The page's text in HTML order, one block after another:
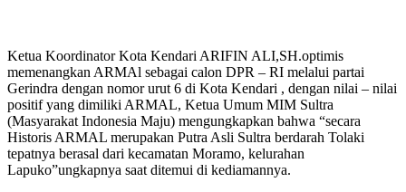
Ketua Koordinator Kota Kendari ARIFIN ALI,SH.optimis
memenangkan ARMAl sebagai calon DPR – RI melalui partai
Gerindra dengan nomor urut 6 di Kota Kendari , dengan nilai – nilai
positif yang dimiliki ARMAL, Ketua Umum MIM Sultra
(Masyarakat Indonesia Maju) mengungkapkan bahwa “secara
Historis ARMAL merupakan Putra Asli Sultra berdarah Tolaki
tepatnya berasal dari kecamatan Moramo, kelurahan
Lapuko”ungkapnya saat ditemui di kediamannya.